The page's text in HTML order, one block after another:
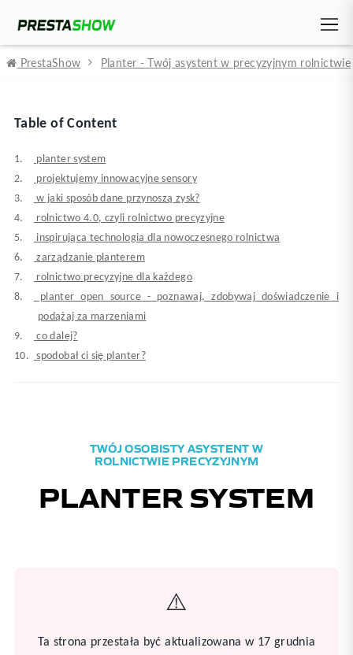
PrestaShow Planter - Twój asystent w precyzyjnym rolnictwie
planter system
projektujemy innowacyjne sensory
w jaki sposób dane przynoszą zysk?
rolnictwo 4.0, czyli rolnictwo precyzyjne
inspirująca technologia dla nowoczesnego rolnictwa
zarządzanie planterem
rolnictwo precyzyjne dla każdego
planter open source - poznawaj, zdobywaj doświadczenie i
podążaj za marzeniami
co dalej?
spodobał ci się planter?
PLANTER SYSTEM
TWÓJ OSOBISTY ASYSTENT W
ROLNICTWIE PRECYZYJNYM
⚠️
Ta strona przestała być aktualizowana w 17 grudnia